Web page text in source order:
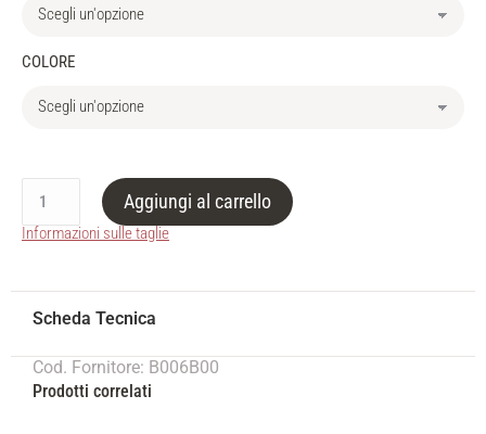
COLORE
Aggiungi al carrello
Informazioni sulle taglie
Cod. Fornitore: B006B00
Prodotti correlati